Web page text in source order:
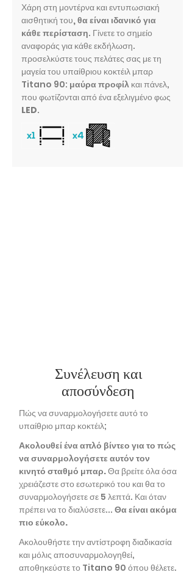
Χάρη στη μοντέρνα και εντυπωσιακή
αισθητική του,θα είναι ιδανικό για
κάθε περίσταση. Γίνετε το σημείο
αναφοράς για κάθε εκδήλωση.
προσελκύστε τους πελάτες σας με τη
μαγεία του υπαίθριου κοκτέιλ μπαρ
Titano 90: μαύρα προφίλ και πάνελ,
που φωτίζονται από ένα εξελιγμένο φως
LED.
Συνέλευση και
αποσύνδεση
Πώς να συναρμολογήσετε αυτό το
υπαίθριο μπαρ κοκτέιλ;
Ακολουθεί ένα απλό βίντεο για το πώς
να συναρμολογήσετε αυτόν τον
κινητό σταθμό μπαρ.Θα βρείτε όλα όσα
χρειάζεστε στο εσωτερικό του και θα το
συναρμολογήσετε σε 5 λεπτά. Και όταν
πρέπει να το διαλύσετε... Θα είναι ακόμα
πιο εύκολο.
Ακολουθήστε την αντίστροφη διαδικασία
και μόλις αποσυναρμολογηθεί,
αποθηκεύστε το Titano 90 όπου θέλετε.